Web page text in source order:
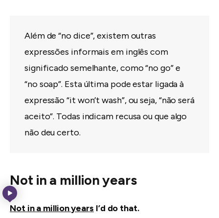
Além de “no dice”, existem outras
expressões informais em inglês com
significado semelhante, como “no go” e
“no soap”. Esta última pode estar ligada à
expressão “it won’t wash”, ou seja, “não será
aceito”. Todas indicam recusa ou que algo
não deu certo.
Not in a million years
Not in a million years I’d do that.